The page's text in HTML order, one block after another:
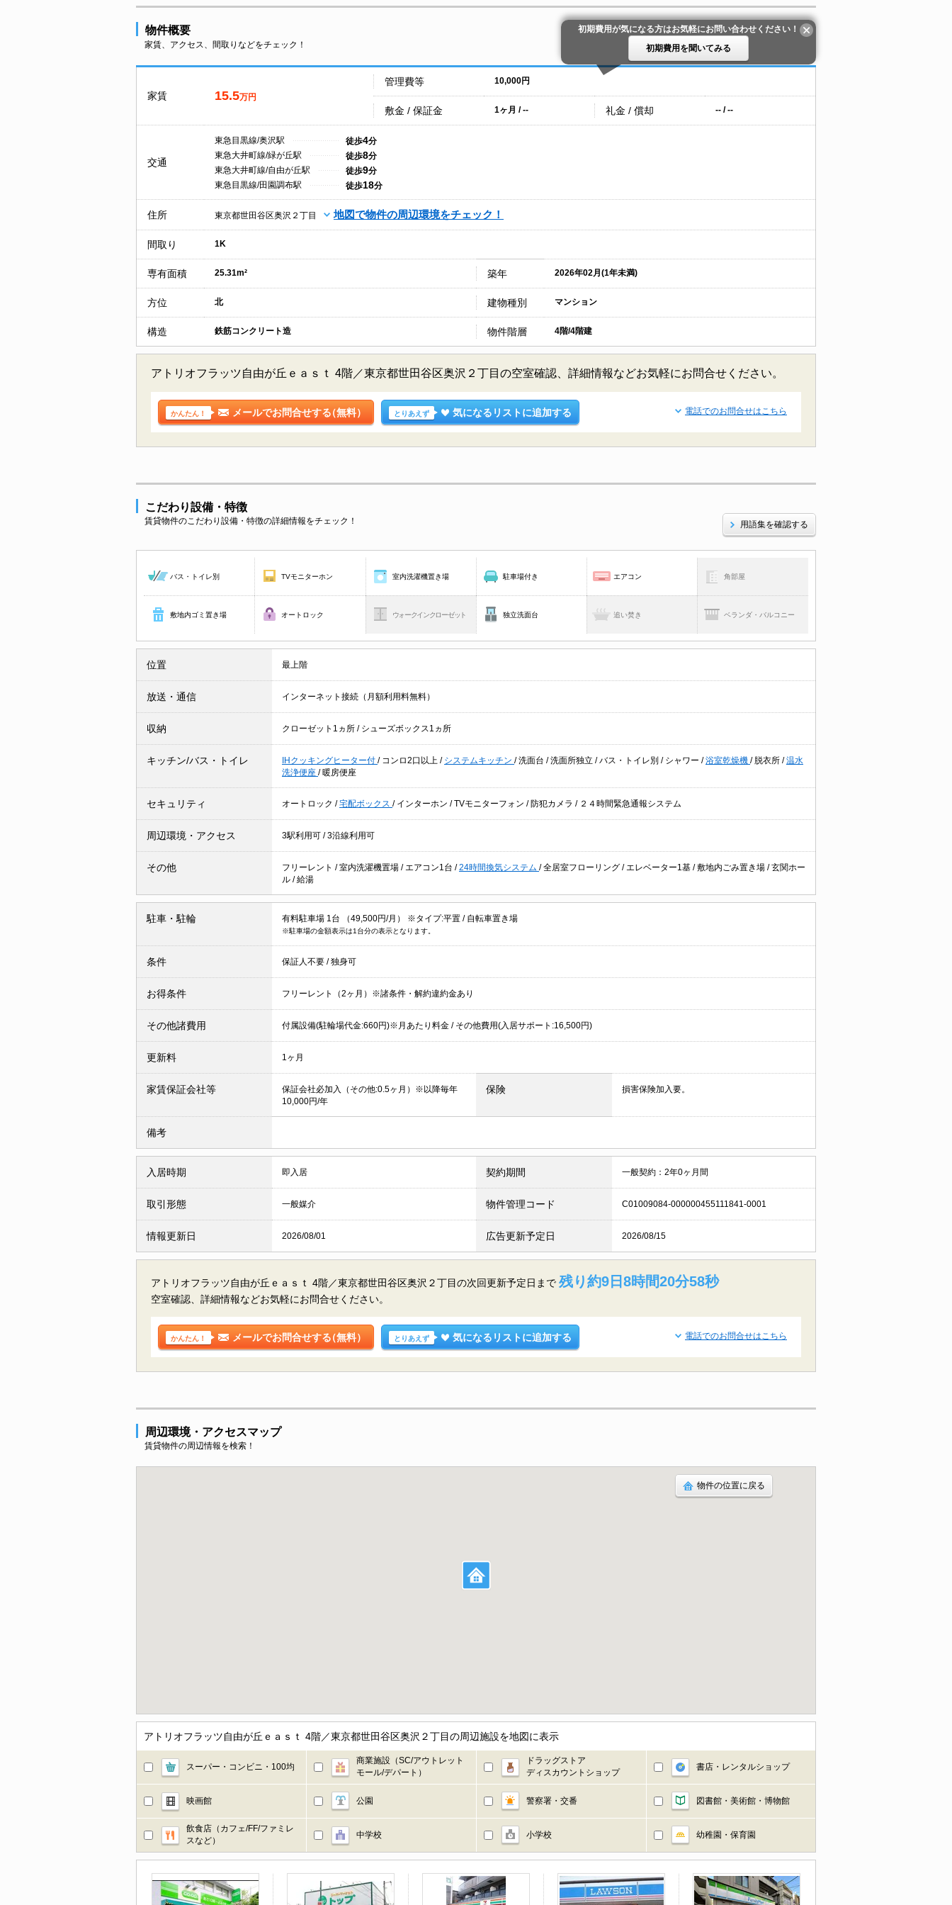
物件概要
家賃、アクセス、間取りなどをチェック！
初期費用が気になる方はお気軽にお問い合わせください！
初期費用を聞いてみる
家賃 15.5万円
管理費等 10,000円
敷金 / 保証金 1ヶ月 / -- 礼金 / 償却 -- / --
交通
東急目黒線/奥沢駅 徒歩4分
東急大井町線/緑が丘駅
徒歩8分
東急大井町線/自由が丘駅
徒歩9分
東急目黒線/田園調布駅
徒歩18分
住所 東京都世田谷区奥沢２丁目 地図で物件の周辺環境をチェック！
間取り 1K
専有面積 25.31m² 築年 2026年02月(1年未満)
方位 北 建物種別 マンション
構造 鉄筋コンクリート造 物件階層 4階/4階建
アトリオフラッツ自由が丘ｅａｓｔ 4階／東京都世田谷区奥沢２丁目の空室確認、詳細情報などお気軽にお問合せください。
かんたん！ メールでお問合せする（無料） とりあえず 気になるリストに追加する 電話でのお問合せはこちら
こだわり設備・特徴
賃貸物件のこだわり設備・特徴の詳細情報をチェック！ 用語集を確認する
バス・トイレ別 TVモニターホン 室内洗濯機置き場 駐車場付き エアコン 角部屋
敷地内ゴミ置き場 オートロック ウォークインクローゼット 独立洗面台 追い焚き ベランダ・バルコニー
位置 最上階
放送・通信 インターネット接続（月額利用料無料）
収納 クローゼット1ヵ所 / シューズボックス1ヵ所
キッチン/バス・トイレ IHクッキングヒーター付 / コンロ2口以上 / システムキッチン /洗面台 /洗面所独立 /バス・トイレ別 / シャワー /浴室乾燥機 / 脱衣所 /温水
洗浄便座 / 暖房便座
セキュリティ オートロック /宅配ボックス / インターホン /TVモニターフォン / 防犯カメラ / ２４時間緊急通報システム
周辺環境・アクセス 3駅利用可 /3沿線利用可
その他 フリーレント /室内洗濯機置場 / エアコン1台 /24時間換気システム /全居室フローリング / エレベーター1基 /敷地内ごみ置き場 /玄関ホー
ル /給湯
駐車・駐輪 有料駐車場 1台 （49,500円/月） ※タイプ:平置 / 自転車置き場
※駐車場の金額表示は1台分の表示となります。
条件 保証人不要 /独身可
お得条件 フリーレント（2ヶ月）※諸条件・解約違約金あり
その他諸費用 付属設備(駐輪場代金:660円)※月あたり料金 / その他費用(入居サポート:16,500円)
更新料 1ヶ月
家賃保証会社等
保証会社必加入（その他:0.5ヶ月）※以降毎年
10,000円/年
保険 損害保険加入要。
備考
入居時期 即入居 契約期間 一般契約：2年0ヶ月間
取引形態 一般媒介 物件管理コード C01009084-000000455111841-0001
情報更新日 2026/08/01 広告更新予定日 2026/08/15
アトリオフラッツ自由が丘ｅａｓｔ 4階／東京都世田谷区奥沢２丁目の次回更新予定日まで 残り約9日8時間20分57秒
空室確認、詳細情報などお気軽にお問合せください。
かんたん！ メールでお問合せする（無料） とりあえず 気になるリストに追加する 電話でのお問合せはこちら
周辺環境・アクセスマップ
賃貸物件の周辺情報を検索！
物件の位置に戻る
アトリオフラッツ自由が丘ｅａｓｔ 4階／東京都世田谷区奥沢２丁目の周辺施設を地図に表示
スーパー・コンビニ・100均
商業施設（SC/アウトレット
モール/デパート）
ドラッグストア
ディスカウントショップ
書店・レンタルショップ
映画館 公園 警察署・交番 図書館・美術館・博物館
飲食店（カフェ/FF/ファミレ
スなど）
中学校 小学校 幼稚園・保育園